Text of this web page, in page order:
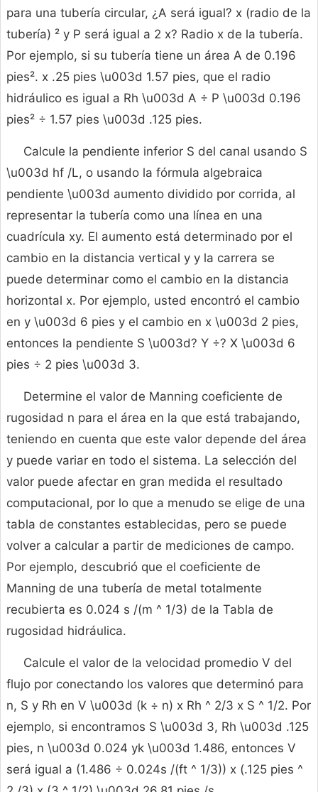
para una tubería circular, ¿A será igual? x (radio de la
tubería) ² y P será igual a 2 x? Radio x de la tubería.
Por ejemplo, si su tubería tiene un área A de 0.196
pies². x .25 pies \u003d 1.57 pies, que el radio
hidráulico es igual a Rh \u003d A ÷ P \u003d 0.196
pies² ÷ 1.57 pies \u003d .125 pies.
Calcule la pendiente inferior S del canal usando S
\u003d hf /L, o usando la fórmula algebraica
pendiente \u003d aumento dividido por corrida, al
representar la tubería como una línea en una
cuadrícula xy. El aumento está determinado por el
cambio en la distancia vertical y y la carrera se
puede determinar como el cambio en la distancia
horizontal x. Por ejemplo, usted encontró el cambio
en y \u003d 6 pies y el cambio en x \u003d 2 pies,
entonces la pendiente S \u003d? Y ÷? X \u003d 6
pies ÷ 2 pies \u003d 3.
Determine el valor de Manning coeficiente de
rugosidad n para el área en la que está trabajando,
teniendo en cuenta que este valor depende del área
y puede variar en todo el sistema. La selección del
valor puede afectar en gran medida el resultado
computacional, por lo que a menudo se elige de una
tabla de constantes establecidas, pero se puede
volver a calcular a partir de mediciones de campo.
Por ejemplo, descubrió que el coeficiente de
Manning de una tubería de metal totalmente
recubierta es 0.024 s /(m ^ 1/3) de la Tabla de
rugosidad hidráulica.
Calcule el valor de la velocidad promedio V del
flujo por conectando los valores que determinó para
n, S y Rh en V \u003d (k ÷ n) x Rh ^ 2/3 x S ^ 1/2. Por
ejemplo, si encontramos S \u003d 3, Rh \u003d .125
pies, n \u003d 0.024 yk \u003d 1.486, entonces V
será igual a (1.486 ÷ 0.024s /(ft ^ 1/3)) x (.125 pies ^